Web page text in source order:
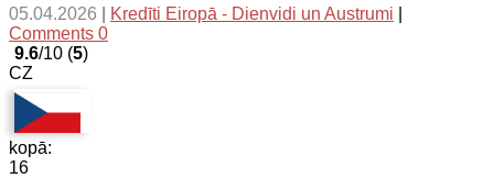
05.04.2026 Kredīti Eiropā - Dienvidi un Austrumi
Comments 0
9.6/10 (5)
CZ
kopā:
16